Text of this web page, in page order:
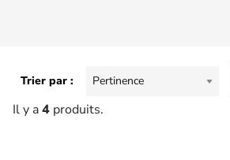
Il y a4 produits.
Trier par : Pertinence